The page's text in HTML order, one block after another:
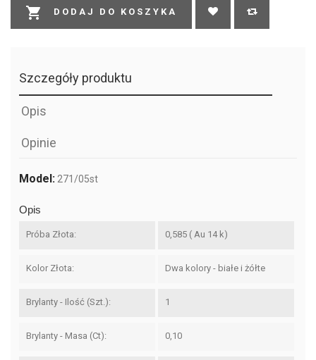
 DODAJ DO KOSZYKA
Szczegóły produktu
Opis
Opinie
Model: 271/05st
Opis
Próba Złota: 0,585 ( Au 14 k)
Kolor Złota: Dwa kolory - białe i żółte
Brylanty - Ilość (szt.): 1
Brylanty - Masa (ct): 0,10